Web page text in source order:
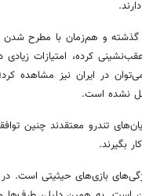
و هم‌زمان با مطرح شدن
عقب‌نشینی کرده، امتیازات
در ایران نیز مشاهده
نشده است.
تندرو معتقدند چنین
بگیرند.
بازی‌های حیثیتی است. در